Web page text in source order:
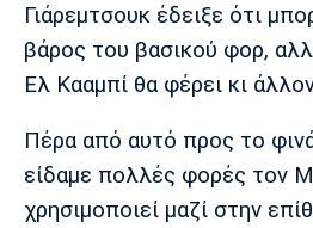
Μονακό
Ερυθρός
Πόρτο
Γιάρεμτσουκ έδειξε ότι
βάρος του βασικού φορ,
Ελ Κααμπί θα φέρει κι
Πέρα από αυτό προς το
είδαμε πολλές φορές τον
χρησιμοποιεί μαζί στην